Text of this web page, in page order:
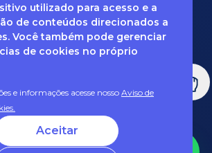
utilizado para acesso e a
de conteúdos direcionados a
Você também pode gerenciar
de cookies no próprio
e informações acesse nosso Aviso de
Aceitar
Privacidade de Dados e LGPD, entre em
(encarregado de dados) via e-mail: